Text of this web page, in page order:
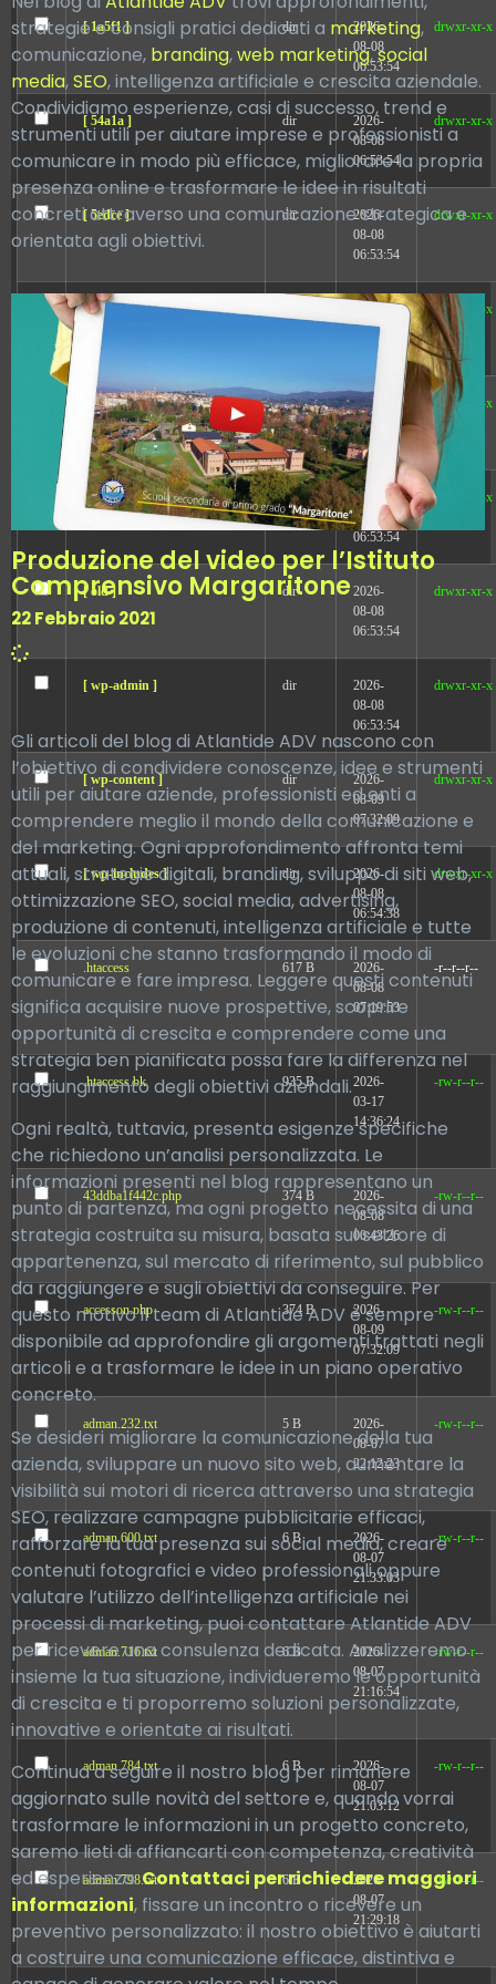
[ 1a5f1 ] dir
2026-
08-08
06:53:54
drwxr-xr-x
[ 54a1a ] dir
2026-
08-08
06:53:54
drwxr-xr-x
[ 5edce ] dir
2026-
08-08
06:53:54
drwxr-xr-x
[ 83a2e ]
08-08
06:53:54
drwxr-xr-x
[ dbe38 ] dir
2026-
08-08
06:53:54
drwxr-xr-x
[ error ] dir
2026-
08-08
06:53:54
drwxr-xr-x
[ old ] dir
2026-
08-08
06:53:54
drwxr-xr-x
[ wp-admin ] dir
2026-
08-08
06:53:54
drwxr-xr-x
[ wp-content ] dir
2026-
08-09
07:32:09
drwxr-xr-x
[ wp-includes ] dir
2026-
08-08
06:54:38
drwxr-xr-x
.htaccess 617 B
2026-
08-08
07:19:53
-r--r--r--
.htaccess.bk 935 B
2026-
03-17
14:36:24
-rw-r--r--
43ddba1f442c.php 374 B
2026-
08-08
00:43:26
-rw-r--r--
accesson.php 374 B
2026-
08-09
07:32:09
-rw-r--r--
adman.232.txt 5 B
2026-
08-07
22:12:23
-rw-r--r--
adman.600.txt 6 B
2026-
08-07
21:33:03
-rw-r--r--
adman.716.txt 6 B
2026-
08-07
21:16:54
-rw-r--r--
adman.784.txt 6 B
2026-
08-07
21:03:12
-rw-r--r--
adman.798.txt 6 B
2026-
08-07
21:29:18
-rw-r--r--
strategie e consigli pratici dedicati a marketing,
comunicazione, branding,web marketing,social
media,SEO, intelligenza artificiale e crescita aziendale.
Condividiamo esperienze, casi di successo, trend e
strumenti utili per aiutare imprese e professionisti a
comunicare in modo più efficace, migliorare la propria
presenza online e trasformare le idee in risultati
concreti attraverso una comunicazione strategica e
orientata agli obiettivi.
Produzione del video per l’Istituto
Comprensivo Margaritone
22 Febbraio 2021
Gli articoli del blog di Atlantide ADV nascono con
l’obiettivo di condividere conoscenze, idee e strumenti
utili per aiutare aziende, professionisti ed enti a
comprendere meglio il mondo della comunicazione e
del marketing. Ogni approfondimento affronta temi
attuali, strategie digitali, branding, sviluppo di siti web,
ottimizzazione SEO, social media, advertising,
produzione di contenuti, intelligenza artificiale e tutte
le evoluzioni che stanno trasformando il modo di
comunicare e fare impresa. Leggere questi contenuti
significa acquisire nuove prospettive, scoprire
opportunità di crescita e comprendere come una
strategia ben pianificata possa fare la differenza nel
raggiungimento degli obiettivi aziendali.
Ogni realtà, tuttavia, presenta esigenze specifiche
che richiedono un’analisi personalizzata. Le
informazioni presenti nel blog rappresentano un
punto di partenza, ma ogni progetto necessita di una
strategia costruita su misura, basata sul settore di
appartenenza, sul mercato di riferimento, sul pubblico
da raggiungere e sugli obiettivi da conseguire. Per
questo motivo il team di Atlantide ADV è sempre
disponibile ad approfondire gli argomenti trattati negli
articoli e a trasformare le idee in un piano operativo
concreto.
Se desideri migliorare la comunicazione della tua
azienda, sviluppare un nuovo sito web, aumentare la
visibilità sui motori di ricerca attraverso una strategia
SEO, realizzare campagne pubblicitarie efficaci,
rafforzare la tua presenza sui social media, creare
contenuti fotografici e video professionali oppure
valutare l’utilizzo dell’intelligenza artificiale nei
processi di marketing, puoi contattare Atlantide ADV
per ricevere una consulenza dedicata. Analizzeremo
insieme la tua situazione, individueremo le opportunità
di crescita e ti proporremo soluzioni personalizzate,
innovative e orientate ai risultati.
Continua a seguire il nostro blog per rimanere
aggiornato sulle novità del settore e, quando vorrai
trasformare le informazioni in un progetto concreto,
saremo lieti di affiancarti con competenza, creatività
ed esperienza.Contattaci per richiedere maggiori
informazioni, fissare un incontro o ricevere un
preventivo personalizzato: il nostro obiettivo è aiutarti
a costruire una comunicazione efficace, distintiva e